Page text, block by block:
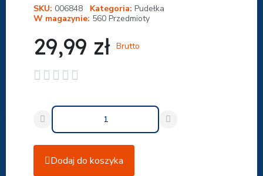
SKU 006848 Kategoria Pudełka
W magazynie 560 Przedmioty
29,99 zł Brutto
    
Dodaj do koszyka